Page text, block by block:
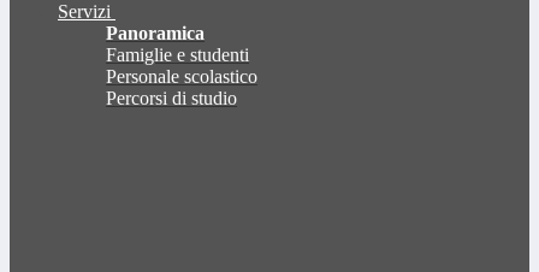
Servizi
Panoramica
Famiglie e studenti
Personale scolastico
Percorsi di studio